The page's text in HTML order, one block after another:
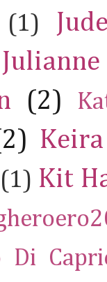
(1)
(2)
(1) Kit
Di